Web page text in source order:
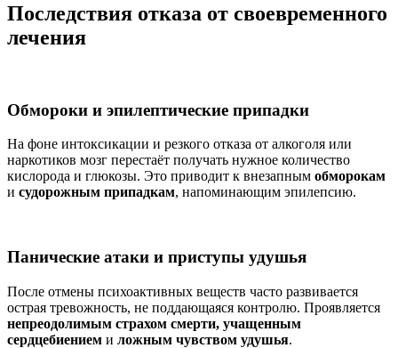
Последствия отказа от своевременного
лечения
Обмороки и эпилептические припадки
На фоне интоксикации и резкого отказа от алкоголя или
наркотиков мозг перестаёт получать нужное количество
кислорода и глюкозы. Это приводит к внезапным обморокам
и судорожным припадкам, напоминающим эпилепсию.
Панические атаки и приступы удушья
После отмены психоактивных веществ часто развивается
острая тревожность, не поддающаяся контролю. Проявляется
непреодолимым страхом смерти, учащенным
сердцебиением и ложным чувством удушья.